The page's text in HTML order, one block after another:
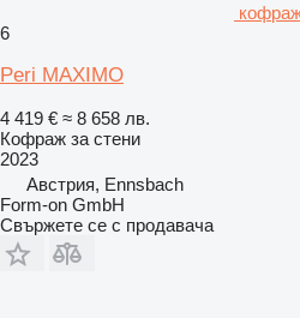
6
Peri MAXIMO
4 419 € ≈ 8 658 лв.
Кофраж за стени
2023
Австрия, Ennsbach
Form-on GmbH
Свържете се с продавача